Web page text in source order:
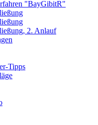
"BayGibitR"
2. Anlauf
Tipps